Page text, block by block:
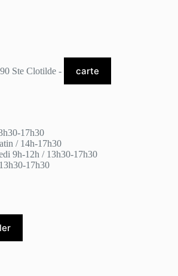
Ste Clotilde - carte
17h30
/ 14h-17h30
9h-12h / 13h30-17h30
17h30